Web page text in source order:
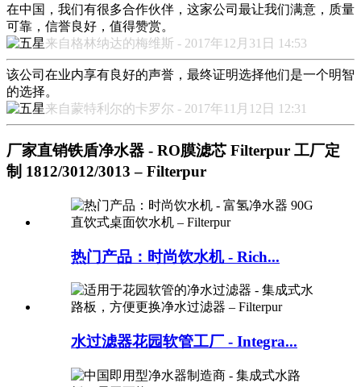
在中国，我们有很多合作伙伴，这家公司最让我们满意，质量
可靠，信誉良好，值得赞赏。
来自格林纳达的梅维斯 - 2017年12月31日 14:53
该公司在业内享有良好的声誉，最终证明选择他们是一个明智
的选择。
来自蒙特利尔的卡罗尔 - 2017年11月12日 12:31
厂家直销铁盾净水器 - RO膜滤芯 Filterpur 工厂定
制 1812/3012/3013 – Filterpur
热门产品：时尚饮水机 - Rich...
水过滤器花园软管工厂 - Integra...